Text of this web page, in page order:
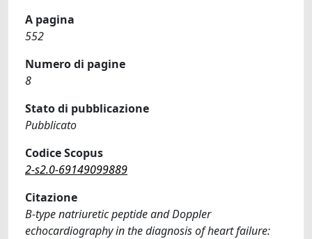
A pagina
552
Numero di pagine
8
Stato di pubblicazione
Pubblicato
Codice Scopus
2-s2.0-69149099889
Citazione
B-type natriuretic peptide and Doppler
echocardiography in the diagnosis of heart failure: